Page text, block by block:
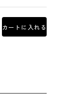
カートに入れる